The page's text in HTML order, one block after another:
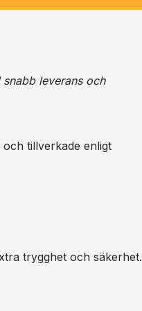
leverans och
tillverkade enligt
trygghet och säkerhet.